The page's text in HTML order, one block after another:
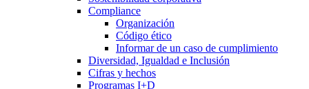
Compliance
Organización
Código ético
Informar de un caso de cumplimiento
Diversidad, Igualdad e Inclusión
Cifras y hechos
Programas I+D